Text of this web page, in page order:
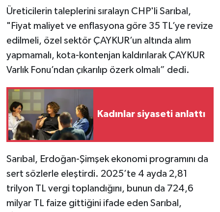
Üreticilerin taleplerini sıralayn CHP'li Sarıbal,
"Fiyat maliyet ve enflasyona göre 35 TL’ye revize
edilmeli, özel sektör ÇAYKUR’un altında alım
yapmamalı, kota-kontenjan kaldırılarak ÇAYKUR
Varlık Fonu’ndan çıkarılıp özerk olmalı” dedi.
Kadınlar siyaseti anlattı
Sarıbal, Erdoğan-Şimşek ekonomi programını da
sert sözlerle eleştirdi. 2025’te 4 ayda 2,81
trilyon TL vergi toplandığını, bunun da 724,6
milyar TL faize gittiğini ifade eden Sarıbal,